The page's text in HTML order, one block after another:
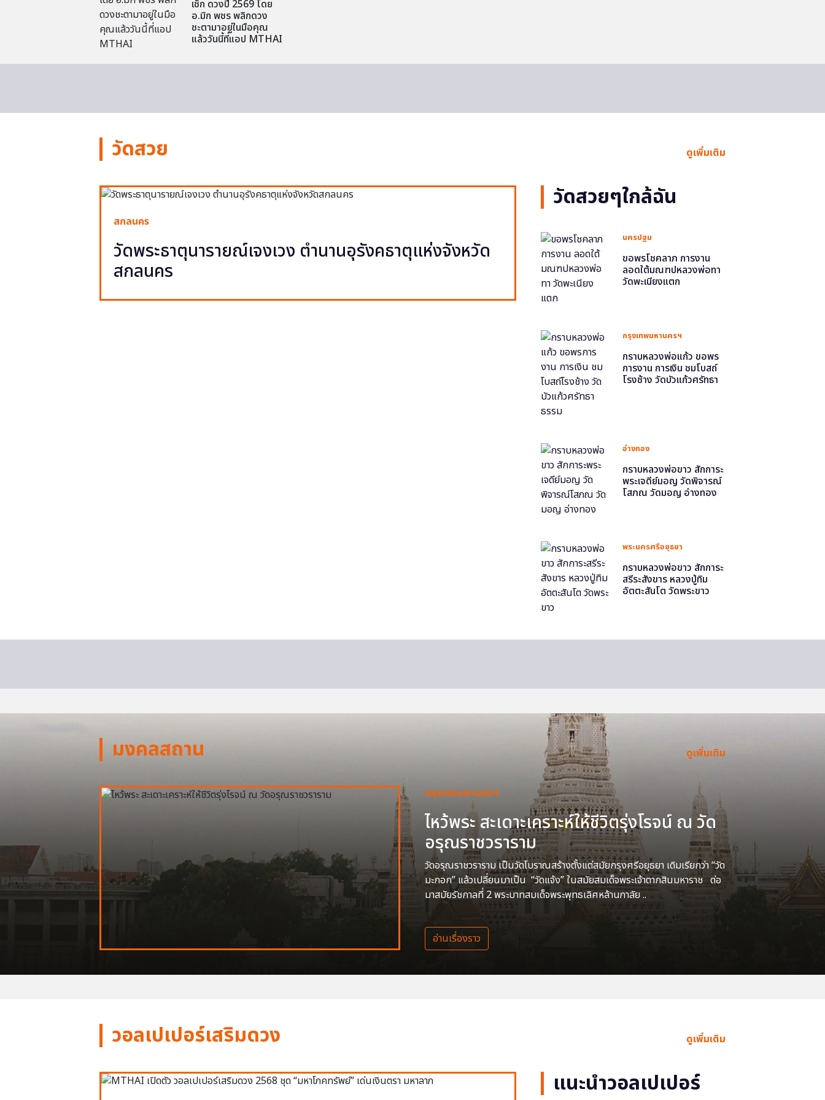
เช็ก ดวงปี 2569 โดย
อ.มิก พชร พลิกดวง
ชะตามาอยู่ในมือคุณ
แล้ววันนี้ที่แอป MTHAI
วัดสวย ดูเพิ่มเติม
สกลนคร
วัดพระธาตุนารายณ์เจงเวง ตำนานอุรังคธาตุแห่งจังหวัด
สกลนคร
วัดสวยๆใกล้ฉัน
นครปฐม
ขอพรโชคลาภ การงาน
ลอดใต้มณฑปหลวงพ่อทา
วัดพะเนียงแตก
กรุงเทพมหานครฯ
กราบหลวงพ่อแก้ว ขอพร
การงาน การเงิน ชมโบสถ์
โรงช้าง วัดบัวแก้วศรัทธา
อ่างทอง
กราบหลวงพ่อขาว สักการะ
พระเจดีย์มอญ วัดพิจารณ์
โสภณ วัดมอญ อ่างทอง
พระนครศรีอยุธยา
กราบหลวงพ่อขาว สักการะ
สรีระสังขาร หลวงปู่ทิม
อัตตะสันโต วัดพระขาว
มงคลสถาน ดูเพิ่มเติม
กรุงเทพมหานครฯ
ไหว้พระ สะเดาะเคราะห์ให้ชีวิตรุ่งโรจน์ ณ วัด
อรุณราชวราราม
วัดอรุณราชวราราม เป็นวัดโบราณสร้างตั้งแต่สมัยกรุงศรีอยุธยา เดิมเรียกว่า “วัด
มะกอก” แล้วเปลี่ยนมาเป็น “วัดแจ้ง” ในสมัยสมเด็จพระเจ้าตากสินมหาราช ต่อ
มาสมัยรัชกาลที่ 2 พระบาทสมเด็จพระพุทธเลิศหล้านภาลัย ..
อ่านเรื่องราว
วอลเปเปอร์เสริมดวง ดูเพิ่มเติม
แนะนำวอลเปเปอร์